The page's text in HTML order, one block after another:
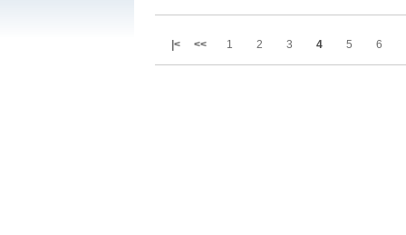
|< << 1 2 3 4 5 6